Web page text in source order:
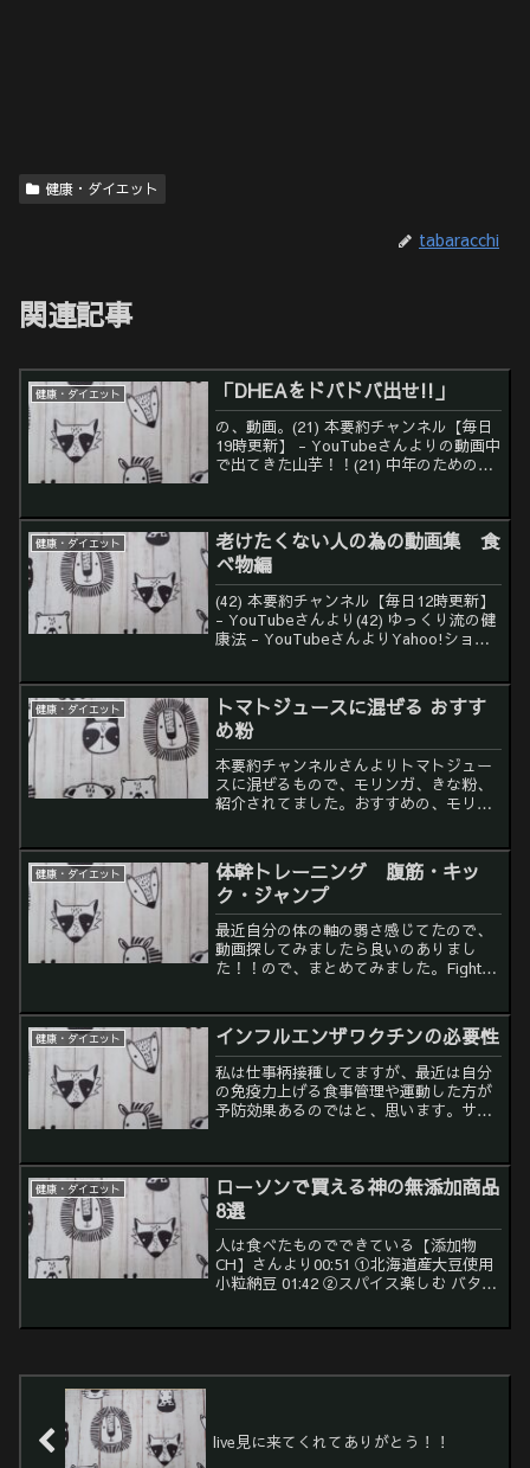
健康・ダイエット
tabaracchi
関連記事
健康・ダイエット 「DHEAをドバドバ出せ!!」
の、動画。(21) 本要約チャンネル【毎日
19時更新】 - YouTubeさんよりの動画中
で出てきた山芋！！(21) 中年のための若
が、ネットで調べてもよく分...
健康・ダイエット
老けたくない人の為の動画集 食
べ物編
(42) 本要約チャンネル【毎日12時更新】
- YouTubeさんより(42) ゆっくり流の健
康法 - YouTubeさんよりYahoo!ショッ
↓↓↓コラーゲンペプチド ゆきふわコラ
ーゲン100g 約1ヶ...
健康・ダイエット
トマトジュースに混ぜる おすす
め粉
本要約チャンネルさんよりトマトジュー
スに混ぜるもので、モリンガ、きな粉、
紹介されてました。おすすめの、モリン
介されてましたが。。青汁感の味あると
思います。葉っぱなんで無...
健康・ダイエット
体幹トレーニング 腹筋・キッ
ク・ジャンプ
最近自分の体の軸の弱さ感じてたので、
動画探してみましたら良いのありまし
た！！ので、まとめてみました。Fight
いいです！！サカサポChannel...
健康・ダイエット インフルエンザワクチンの必要性
私は仕事柄接種してますが、最近は自分
の免疫力上げる食事管理や運動した方が
予防効果あるのではと、思います。サプ
べたものでできている【添加物CH】さん
より他に動画検索してみ...
健康・ダイエット
ローソンで買える神の無添加商品
8選
人は食べたものでできている【添加物
CH】さんより00:51 ①北海道産大豆使用
小粒納豆 01:42 ②スパイス楽しむ バター
live見に来てくれてありがとう！！